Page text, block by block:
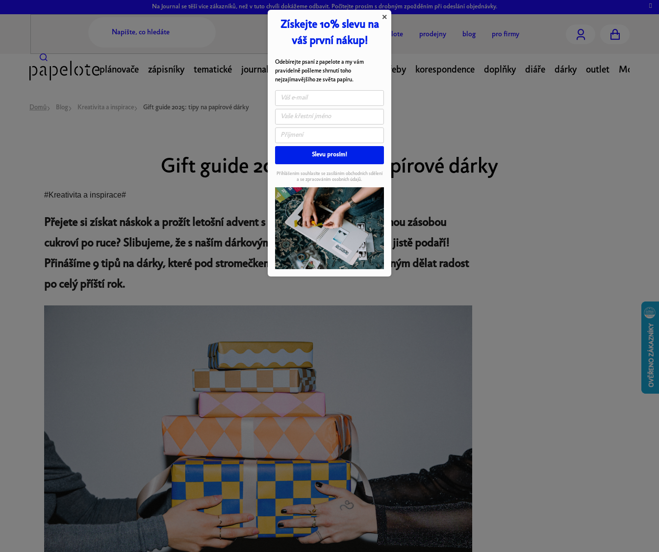
na
Na Journal se těší více zákazníků, než v tuto chvíli dokážeme odbavit. Počítejte prosím s drobným zpožděním při odeslání objednávky.
o papelote prodejny blog pro firmy
KOŠÍK
plánovače zápisníky tematické journal desky fotoalba psací potřeby korespondence doplňky diáře dárky outlet Moje
Domů Blog Kreativita a inspirace Gift guide 2025: tipy na papírové dárky
Gift guide 2025: tipy na papírové dárky
#Kreativita a inspirace#
Přejete si získat náskok a prožít letošní advent s klidnou hlavou a dostatečnou zásobou
cukroví po ruce? Slibujeme, že s naším dárkovým tahákem se vám to téměř jistě podaří!
Přinášíme 9 tipů na dárky, které pod stromečkem zazáří a budou obdarovaným dělat radost
po celý příští rok.
×
Získejte 10% slevu na
váš první nákup!
Odebírejte psaní z papelote a my vám
pravidelně pošleme shrnutí toho
nejzajímavějšího ze světa papíru.
Slevu prosím!
Přihlášením souhlasíte se zasíláním obchodních sdělení
a se zpracováním osobních údajů.